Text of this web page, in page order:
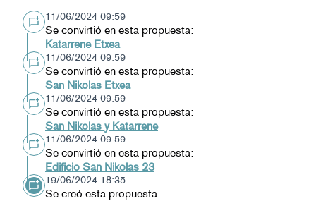
11/06/2024 09:59
Se convirtió en esta propuesta:
Katarrene Etxea
11/06/2024 09:59
Se convirtió en esta propuesta:
San Nikolas Etxea
11/06/2024 09:59
Se convirtió en esta propuesta:
San Nikolas y Katarrene
11/06/2024 09:59
Se convirtió en esta propuesta:
Edificio San Nikolas 23
19/06/2024 18:35
Se creó esta propuesta